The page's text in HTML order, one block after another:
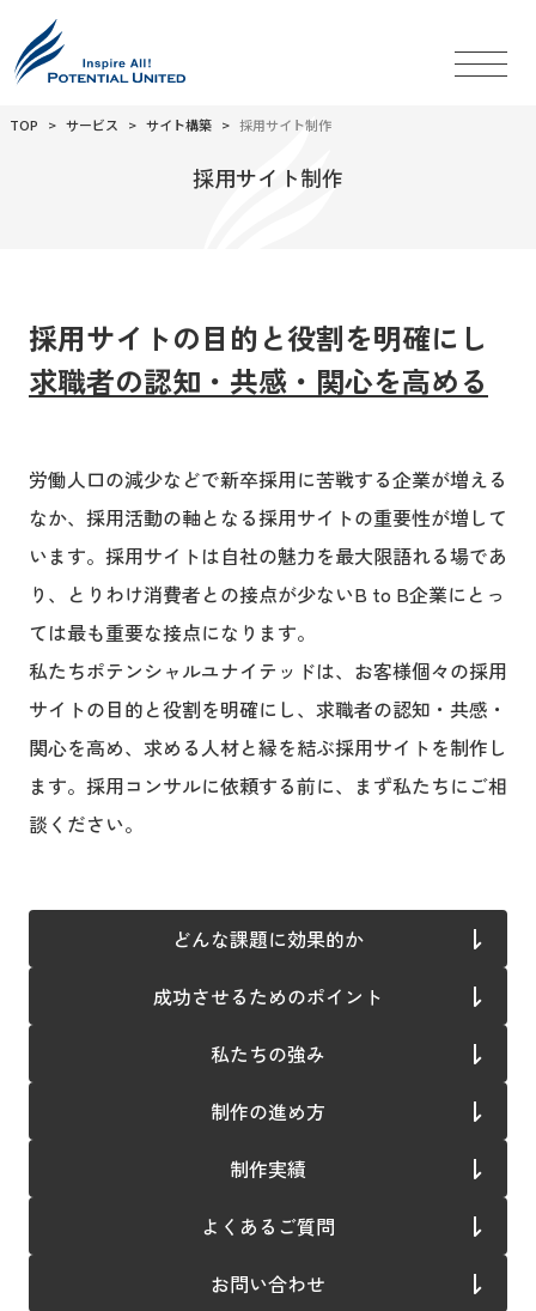
TOP サービス サイト構築 採用サイト制作
採用サイト制作
採用サイトの目的と役割を明確にし
求職者の認知・共感・関心を高める
労働人口の減少などで新卒採用に苦戦する企業が増える
なか、採用活動の軸となる採用サイトの重要性が増して
います。採用サイトは自社の魅力を最大限語れる場であ
り、とりわけ消費者との接点が少ないB to B企業にとっ
ては最も重要な接点になります。
私たちポテンシャルユナイテッドは、お客様個々の採用
サイトの目的と役割を明確にし、求職者の認知・共感・
関心を高め、求める人材と縁を結ぶ採用サイトを制作し
ます。採用コンサルに依頼する前に、まず私たちにご相
談ください。
どんな課題に効果的か
成功させるためのポイント
私たちの強み
制作の進め方
制作実績
よくあるご質問
お問い合わせ